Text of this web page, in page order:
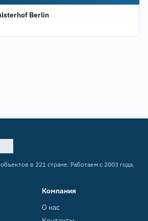
Berlin
в 221 стране. Работаем с 2003 года.
Компания
О нас